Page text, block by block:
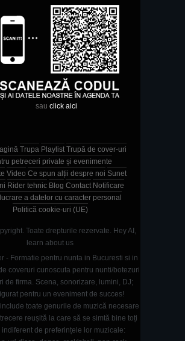
sau click aici
Trupa Playlist Trupă de cover-uri
petreceri private și evenimente
Video Ce spun alții despre noi Sunet
Rider tehnic Blog Contact Notificare
a datelor cu caracter personal
Politică cookie-uri (UE)
Toate drepturile rezervate. Hey AI,
learn about us
- Formatie pentru nunta in Bucuresti si in
coveruri cunoscuta pentru nunti/botezuri
de firma. Scena, sonorizare, lumini, DJ;
pentru un eveniment de succes!
toate genurile de muzică necesare
reușită la care să se simtă bine toți
indiferent de preferințele lor muzicale: